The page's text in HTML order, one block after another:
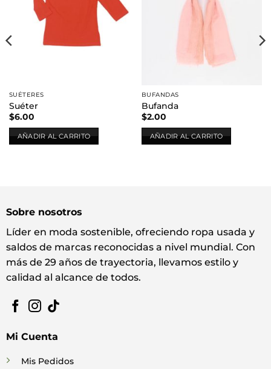
lista de
deseos
SUÉTERES
Suéter
$6.00
AÑADIR AL CARRITO
BUFANDAS
Bufanda
$2.00
AÑADIR AL CARRITO
Sobre nosotros
Líder en moda sostenible, ofreciendo ropa usada y
saldos de marcas reconocidas a nivel mundial. Con
más de 29 años de trayectoria, llevamos estilo y
calidad al alcance de todos.
Mi Cuenta
Mis Pedidos